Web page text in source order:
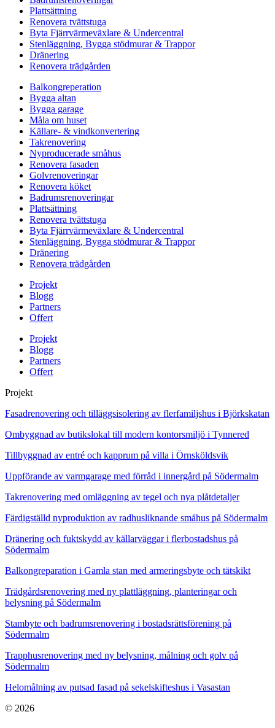
Plattsättning
Renovera tvättstuga
Byta Fjärrvärmeväxlare & Undercentral
Stenläggning, Bygga stödmurar & Trappor
Dränering
Renovera trädgården
Balkongreperation
Bygga altan
Bygga garage
Måla om huset
Källare- & vindkonvertering
Takrenovering
Nyproducerade småhus
Renovera fasaden
Golvrenoveringar
Renovera köket
Badrumsrenoveringar
Plattsättning
Renovera tvättstuga
Byta Fjärrvärmeväxlare & Undercentral
Stenläggning, Bygga stödmurar & Trappor
Dränering
Renovera trädgården
Projekt
Blogg
Partners
Offert
Projekt
Blogg
Partners
Offert
Projekt
Fasadrenovering och tilläggsisolering av flerfamiljshus i Björkskatan
Ombyggnad av butikslokal till modern kontorsmiljö i Tynnered
Tillbyggnad av entré och kapprum på villa i Örnsköldsvik
Uppförande av varmgarage med förråd i innergård på Södermalm
Takrenovering med omläggning av tegel och nya plåtdetaljer
Färdigställd nyproduktion av radhusliknande småhus på Södermalm
Dränering och fuktskydd av källarväggar i flerbostadshus på
Södermalm
Balkongreparation i Gamla stan med armeringsbyte och tätskikt
Trädgårdsrenovering med ny plattläggning, planteringar och
belysning på Södermalm
Stambyte och badrumsrenovering i bostadsrättsförening på
Södermalm
Trapphusrenovering med ny belysning, målning och golv på
Södermalm
Helomålning av putsad fasad på sekelskifteshus i Vasastan
© 2026